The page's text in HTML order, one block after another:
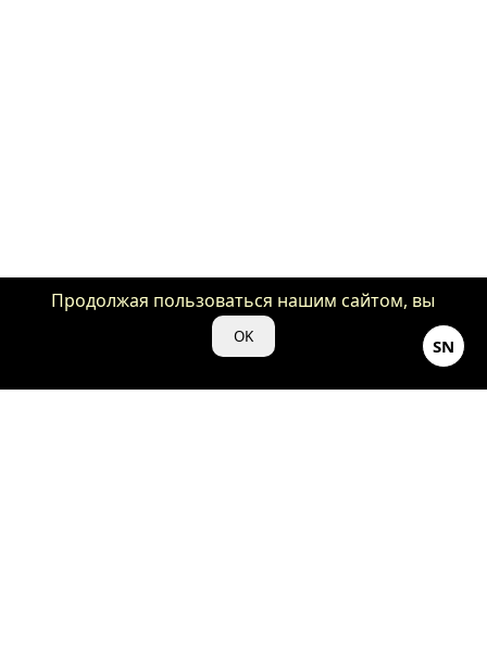
SN
Продолжая пользоваться нашим сайтом, вы
даете нам свое согласие на использование
файлов cookie для аналитики и рекламы.
OK